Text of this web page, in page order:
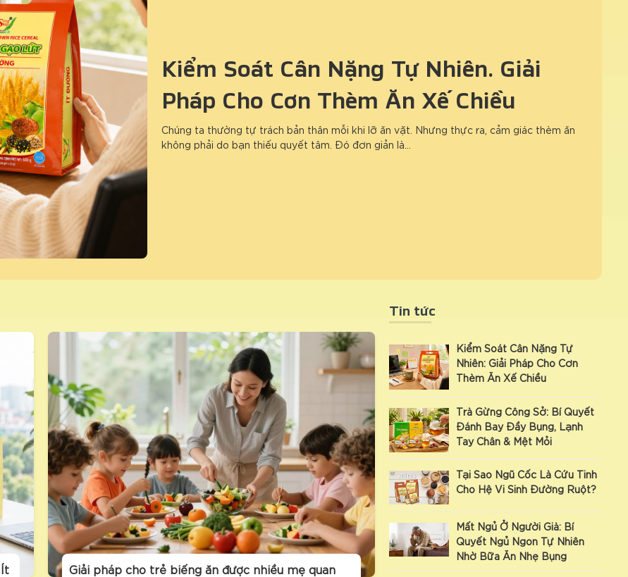
Kiểm Soát Cân Nặng Tự Nhiên: Giải
Pháp Cho Cơn Thèm Ăn Xế Chiều
Chúng ta thường tự trách bản thân mỗi khi lỡ ăn vặt. Nhưng thực ra, cảm giác thèm ăn
không phải do bạn thiếu quyết tâm. Đó đơn giản là…
Giải pháp cho trẻ biếng ăn được nhiều mẹ quan
Tin tức
Kiểm Soát Cân Nặng Tự
Nhiên: Giải Pháp Cho Cơn
Thèm Ăn Xế Chiều
Trà Gừng Công Sở: Bí Quyết
Đánh Bay Đầy Bụng, Lạnh
Tay Chân & Mệt Mỏi
Tại Sao Ngũ Cốc Là Cứu Tinh
Cho Hệ Vi Sinh Đường Ruột?
Mất Ngủ Ở Người Già: Bí
Quyết Ngủ Ngon Tự Nhiên
Nhờ Bữa Ăn Nhẹ Bụng